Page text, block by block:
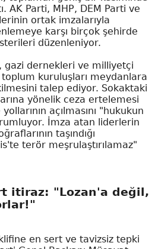
AK Parti, MHP, DEM Parti ve
ortak imzalarıyla
karşı birçok şehirde
düzenleniyor.
gazi dernekleri ve milliyetçi
kuruluşları meydanlara
talep ediyor. Sokaktaki
yönelik ceza ertelemesi
açılmasını "hukukun
İmza atan liderlerin
taşındığı
terör meşrulaştırılamaz"
itiraz: "Lozan'a değil,
en sert ve tavizsiz tepki